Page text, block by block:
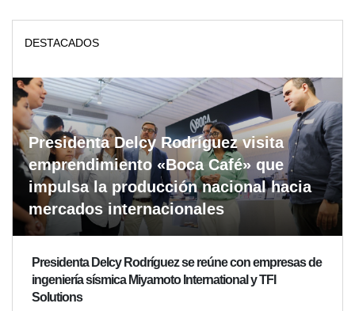
DESTACADOS
Presidenta Delcy Rodríguez visita
emprendimiento «Boca Café» que
impulsa la producción nacional hacia
mercados internacionales
Presidenta Delcy Rodríguez se reúne con empresas de
ingeniería sísmica Miyamoto International y TFI
Solutions